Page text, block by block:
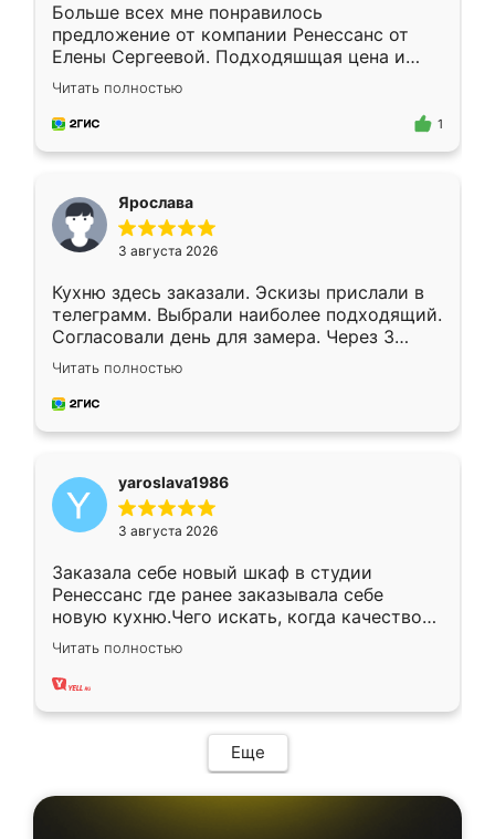
Больше всех мне понравилось
предложение от компании Ренессанс от
Елены Сергеевой. Подходяшщая цена и
короткие сроки изготовления. Приехавший
для замера сотрудник Владислав
предложил по моему эскизу самый
Читать полностью
1
Ярослава
3 августа 2026
Кухню здесь заказали. Эскизы прислали в
телеграмм. Выбрали наиболее подходящий.
Согласовали день для замера. Через 3
недели кухня была уже готова. Остались
довольны работой. Спасибо Ренессанс
мебель за качественную работу!
Читать полностью
yaroslava1986
3 августа 2026
Заказала себе новый шкаф в студии
Ренессанс где ранее заказывала себе
новую кухню.Чего искать, когда качеством
вполне довольна. Служит кухня уже почти
два года, нареканий нет.
Читать полностью
Еще